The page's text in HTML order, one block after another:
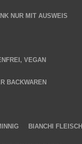
NUR MIT AUSWEIS
VEGAN
BACKWAREN
BIANCHI FLEISCH